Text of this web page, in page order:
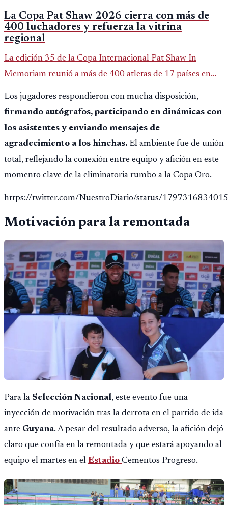
La Copa Pat Shaw 2026 cierra con más de
400 luchadores y refuerza la vitrina
regional
La edición 35 de la Copa Internacional Pat Shaw In
Memoriam reunió a más de 400 atletas de 17 países en
Guatemala y dejó una participación destacada de la
delegación nacional, según el balance oficial de CDAG.
Los jugadores respondieron con mucha disposición,
firmando autógrafos, participando en dinámicas con
los asistentes y enviando mensajes de
agradecimiento a los hinchas. El ambiente fue de unión
total, reflejando la conexión entre equipo y afición en este
momento clave de la eliminatoria rumbo a la Copa Oro.
https://twitter.com/NuestroDiario/status/
Motivación para la remontada
Para la Selección Nacional, este evento fue una
inyección de motivación tras la derrota en el partido de ida
ante Guyana. A pesar del resultado adverso, la afición dejó
claro que confía en la remontada y que estará apoyando al
equipo el martes en el Estadio Cementos Progreso.